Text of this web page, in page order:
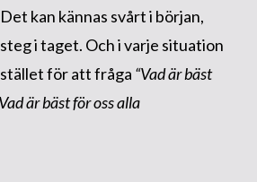
kan kännas svårt i början,
i taget. Och i varje situation
för att fråga “Vad är bäst
är bäst för oss alla